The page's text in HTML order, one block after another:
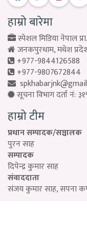
हाम्रो बारेमा
स्पेशल मिडिया नेपाल
जनकपुरधाम, मधेश
+977-9844126588
+977-9807672844
सूचना विभाग दर्ता नं:
हाम्रो टीम
प्रधान सम्पादक/सञ्चालक
पुरन साह
सम्पादक
दिपेन्द्र कुमार साह
संवाददाता
संजय कुमार साह, सपना